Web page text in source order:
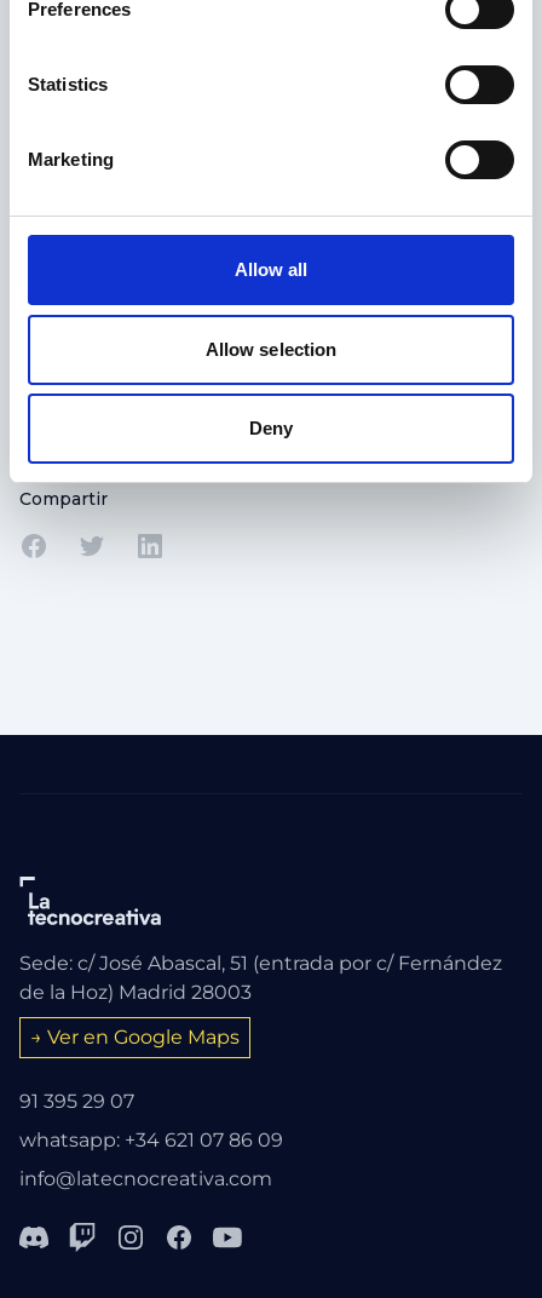
Preferences
Statistics
Marketing
Allow all
Allow selection
Deny
Compartir
Compartir en Facebook
Compartir en Twitter
Compartir en Linkedin
Sede: c/ José Abascal, 51 (entrada por c/ Fernández
de la Hoz) Madrid 28003
→ Ver en Google Maps
91 395 29 07
whatsapp: +34 621 07 86 09
info@latecnocreativa.com
DiscordTwitchInstagram
FacebookYoutube